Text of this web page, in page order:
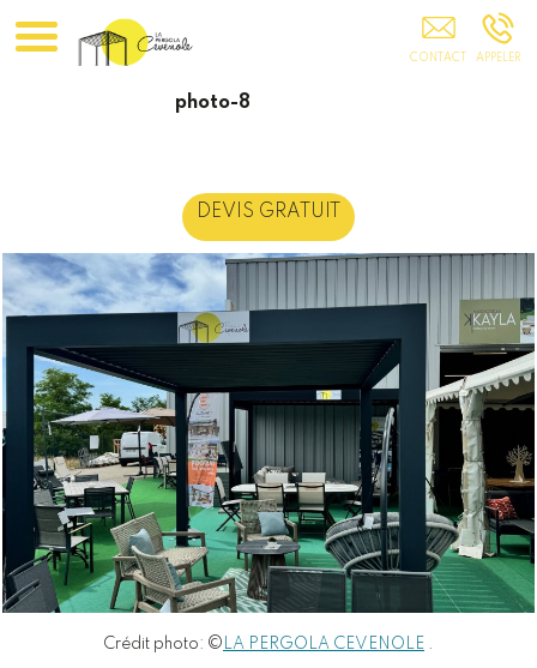
photo-8
DEVIS GRATUIT
Crédit photo: © LA PERGOLA CEVENOLE .